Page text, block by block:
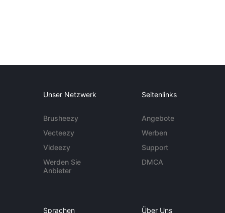
Unser Netzwerk
Brusheezy
Vecteezy
Videezy
Werden Sie
Anbieter
Seitenlinks
Angebote
Werben
Support
DMCA
Sprachen Über Uns